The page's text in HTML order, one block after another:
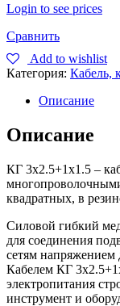
Login to see prices
Сравнить
Add to wishlist
Категория: Кабель,
Описание
Описание
КГ 3х2.5+1х1.5 –
квадратных, в
Силовой гибкий
для соединения
сетям напряжением
Кабелем КГ
электропитания
инструмент и